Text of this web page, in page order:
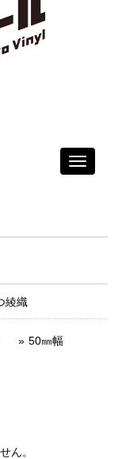
Toggle
綾織
50㎜幅
ん。